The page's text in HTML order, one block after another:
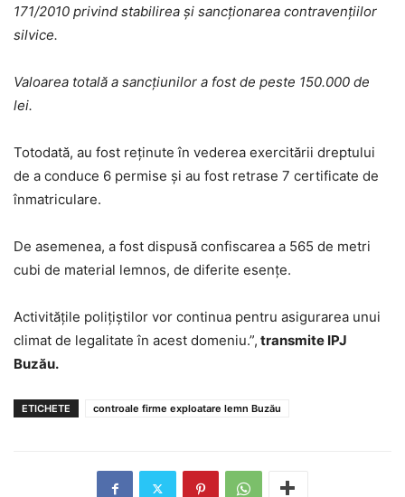
171/2010 privind stabilirea şi sancţionarea contravenţiilor
silvice.
Valoarea totală a sancțiunilor a fost de peste 150.000 de
lei.
Totodată, au fost reținute în vederea exercitării dreptului
de a conduce 6 permise și au fost retrase 7 certificate de
înmatriculare.
De asemenea, a fost dispusă confiscarea a 565 de metri
cubi de material lemnos, de diferite esențe.
Activităţile poliţiştilor vor continua pentru asigurarea unui
climat de legalitate în acest domeniu.”, transmite IPJ
Buzău.
ETICHETE controale firme exploatare lemn Buzău